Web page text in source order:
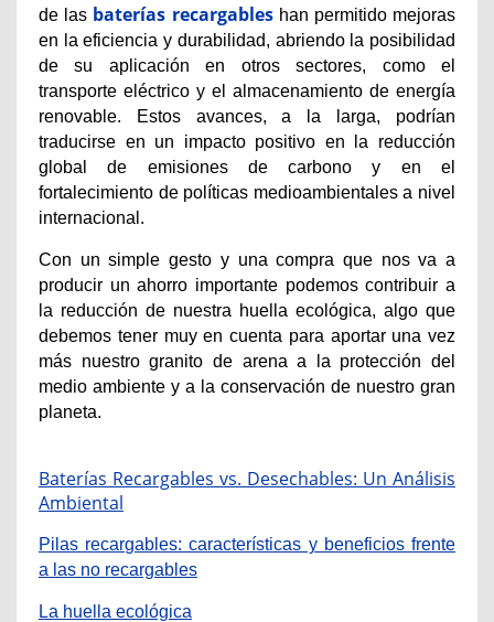
de las baterías recargables han permitido mejoras
en la eficiencia y durabilidad, abriendo la posibilidad
de su aplicación en otros sectores, como el
transporte eléctrico y el almacenamiento de energía
renovable. Estos avances, a la larga, podrían
traducirse en un impacto positivo en la reducción
global de emisiones de carbono y en el
fortalecimiento de políticas medioambientales a nivel
internacional.
Con un simple gesto y una compra que nos va a
producir un ahorro importante podemos contribuir a
la reducción de nuestra huella ecológica, algo que
debemos tener muy en cuenta para aportar una vez
más nuestro granito de arena a la protección del
medio ambiente y a la conservación de nuestro gran
planeta.
Baterías Recargables vs. Desechables: Un Análisis
Ambiental
Pilas recargables: características y beneficios frente
a las no recargables
La huella ecológica